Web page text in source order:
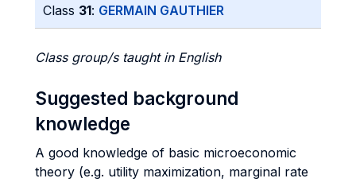
Class 31: GERMAIN GAUTHIER
Class group/s taught in English
Suggested background
knowledge
A good knowledge of basic microeconomic
theory (e.g. utility maximization, marginal rate